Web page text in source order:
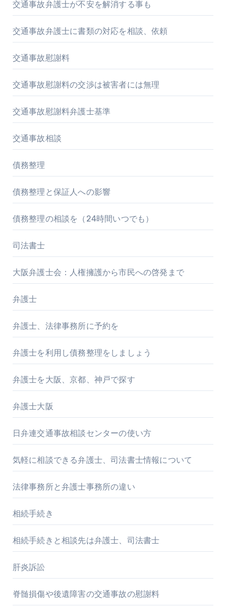
交通事故弁護士が不安を解消する事も
交通事故弁護士に書類の対応を相談、依頼
交通事故慰謝料
交通事故慰謝料の交渉は被害者には無理
交通事故慰謝料弁護士基準
交通事故相談
債務整理
債務整理と保証人への影響
債務整理の相談を（24時間いつでも）
司法書士
大阪弁護士会：人権擁護から市民への啓発まで
弁護士
弁護士、法律事務所に予約を
弁護士を利用し債務整理をしましょう
弁護士を大阪、京都、神戸で探す
弁護士大阪
日弁連交通事故相談センターの使い方
気軽に相談できる弁護士、司法書士情報について
法律事務所と弁護士事務所の違い
相続手続き
相続手続きと相談先は弁護士、司法書士
肝炎訴訟
脊髄損傷や後遺障害の交通事故の慰謝料